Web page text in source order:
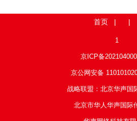
首页 | |
1
京ICP备
京公网安备
战略联盟：北京华声国
北京市华人华声国际